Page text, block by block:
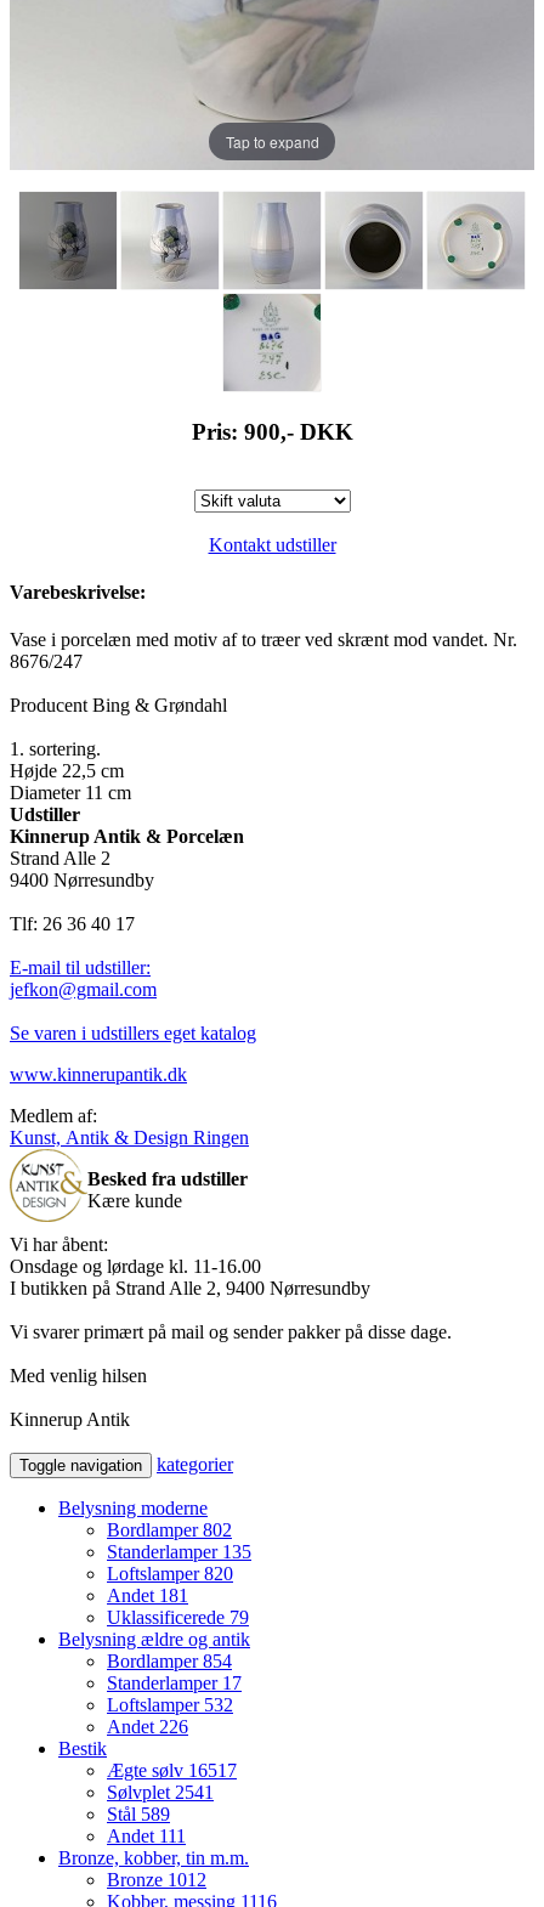
Tap to expand
Pris: 900,- DKK
Kontakt udstiller
Varebeskrivelse:
Vase i porcelæn med motiv af to træer ved skrænt mod vandet. Nr.
8676/247
Producent Bing & Grøndahl
1. sortering.
Højde 22,5 cm
Diameter 11 cm
Udstiller
Kinnerup Antik & Porcelæn
Strand Alle 2
9400 Nørresundby
Tlf: 26 36 40 17
E-mail til udstiller:
jefkon@gmail.com
Se varen i udstillers eget katalog
www.kinnerupantik.dk
Medlem af:
Kunst, Antik & Design Ringen
Besked fra udstiller
Kære kunde
Vi har åbent:
Onsdage og lørdage kl. 11-16.00
I butikken på Strand Alle 2, 9400 Nørresundby
Vi svarer primært på mail og sender pakker på disse dage.
Med venlig hilsen
Kinnerup Antik
Toggle navigation kategorier
Belysning moderne
Bordlamper802
Standerlamper 135
Loftslamper820
Andet 181
Uklassificerede 79
Belysning ældre og antik
Bordlamper854
Standerlamper 17
Loftslamper 532
Andet226
Bestik
Ægte sølv 16517
Sølvplet2541
Stål 589
Andet 111
Bronze, kobber, tin m.m.
Bronze 1012
Kobber, messing 1116